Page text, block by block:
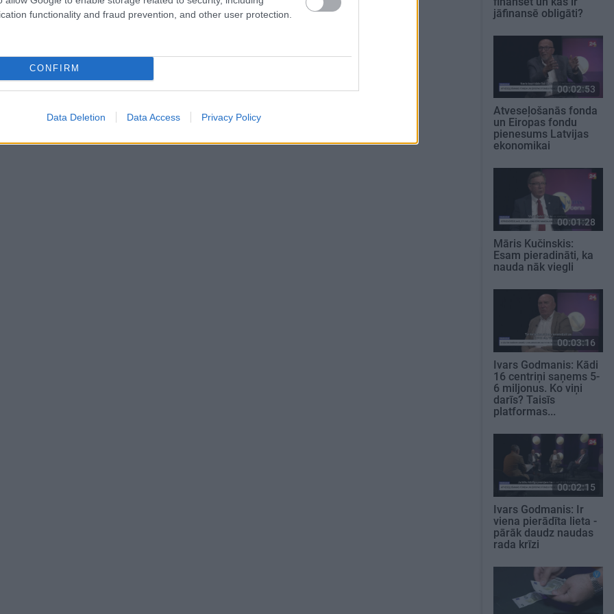
functionality and fraud prevention, and other user protection.
CONFIRM
Data Deletion Data Access Privacy Policy
jāfinansē obligāti?
00:02:53
Atveseļošanās fonda
un Eiropas fondu
pienesums Latvijas
ekonomikai
00:01:28
Māris Kučinskis:
Esam pieradināti, ka
nauda nāk viegli
00:03:16
Ivars Godmanis: Kādi
16 centriņi saņems 5-
6 miljonus. Ko viņi
darīs? Taisīs
platformas...
00:02:15
Ivars Godmanis: Ir
viena pierādīta lieta -
pārāk daudz naudas
rada krīzi